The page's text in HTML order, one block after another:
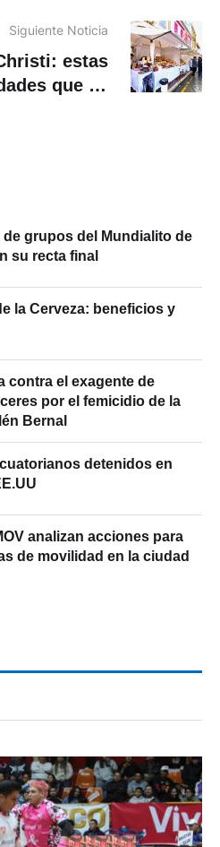
Siguiente Noticia
estas
que se
de grupos del Mundialito de
su recta final
la Cerveza: beneficios y
contra el exagente de
por el femicidio de la
Bernal
detenidos en
analizan acciones para
de movilidad en la ciudad